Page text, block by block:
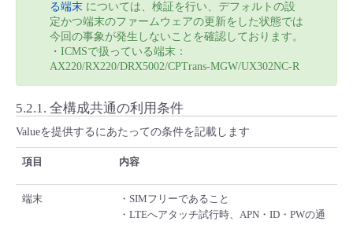
る端末 については、検証を行い、デフォルトの設
定かつ端末のファームウェアの更新をした状態では
今回の事象が発生しないことを確認しております。
・ICMSで扱っている端末：
AX220/RX220/DRX5002/CPTrans-MGW/UX302NC-R​
5.2.1. 全構成共通の利用条件
Valueを提供するにあたっての条件を記載します
項目 内容
端末
・SIMフリーであること
・LTEへアタッチ試行時、APN・ID・PWの通